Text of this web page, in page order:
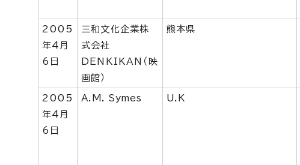
2005
年4月
6日
三和文化企業株
式会社
DENKIKAN（映
画館）
熊本県
2005
年4月
6日
A.M. Symes U.K